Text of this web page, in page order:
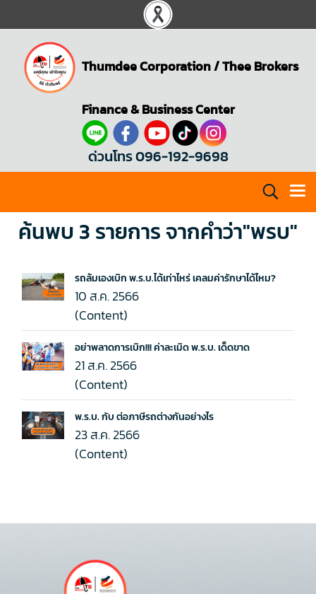
Thumdee Corporation/Thee Brokers
Finance & Business Center
ด่วนโทร 096-192-9698
ค้นพบ 3 รายการ จากคำว่า"พรบ"
รถล้มเองเบิก พ.ร.บ.ได้เท่าไหร่ เคลมค่ารักษาได้ไหม?
10 ส.ค. 2566
(Content)
อย่าพลาดการเบิก!!! ค่าละเมิด พ.ร.บ. เด็ดขาด
21 ส.ค. 2566
(Content)
พ.ร.บ. กับ ต่อภาษีรถต่างกันอย่างไร
23 ส.ค. 2566
(Content)